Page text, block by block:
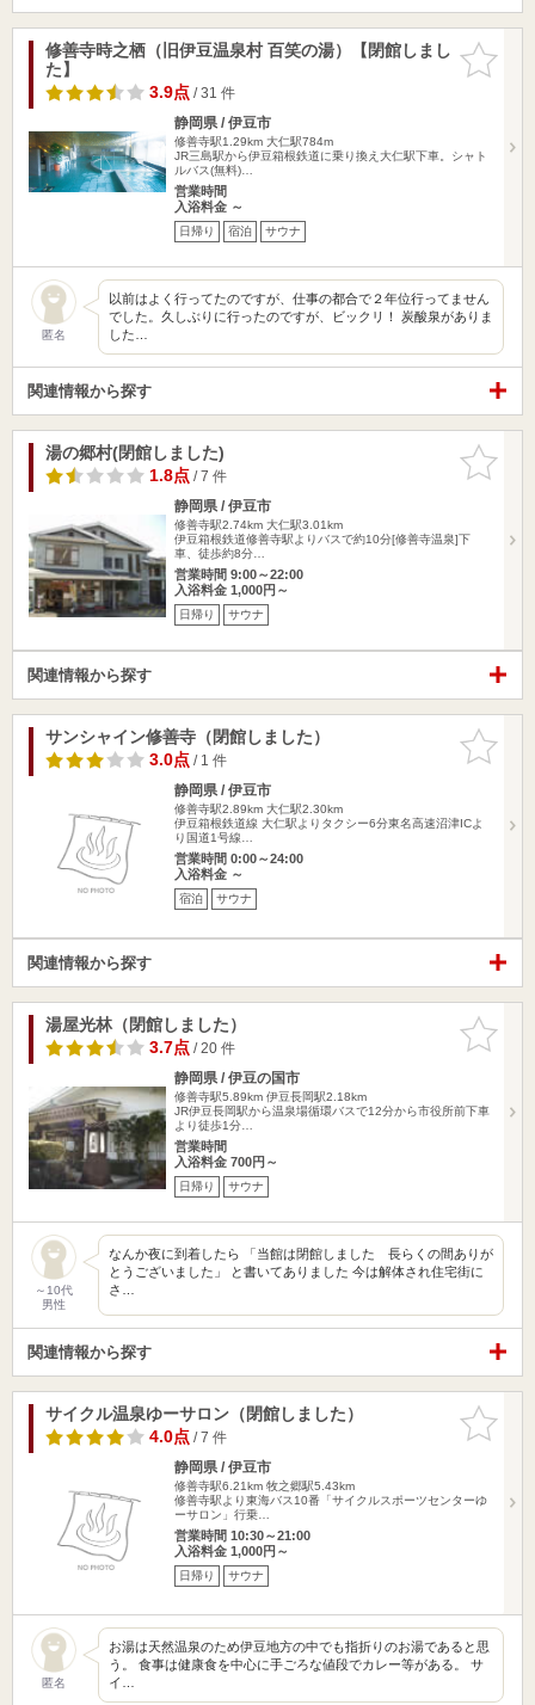
お気に入
りに追加
修善寺時之栖（旧伊豆温泉村 百笑の湯）【閉館しまし
た】
3.9点/ 31 件
静岡県 / 伊豆市
修善寺駅1.29km 大仁駅784m
JR三島駅から伊豆箱根鉄道に乗り換え大仁駅下車。シャト
ルバス(無料)…
営業時間
入浴料金 ～
日帰り 宿泊 サウナ
匿名
以前はよく行ってたのですが、仕事の都合で２年位行ってません
でした。久しぶりに行ったのですが、ビックリ！ 炭酸泉がありま
した…
関連情報から探す
お気に入
りに追加
湯の郷村(閉館しました)
1.8点/ 7 件
静岡県 / 伊豆市
修善寺駅2.74km 大仁駅3.01km
伊豆箱根鉄道修善寺駅よりバスで約10分[修善寺温泉]下
車、徒歩約8分…
営業時間 9:00～22:00
入浴料金 1,000円～
日帰り サウナ
関連情報から探す
お気に入
りに追加
サンシャイン修善寺（閉館しました）
3.0点/ 1 件
静岡県 / 伊豆市
修善寺駅2.89km 大仁駅2.30km
伊豆箱根鉄道線 大仁駅よりタクシー6分東名高速沼津ICよ
り国道1号線…
営業時間 0:00～24:00
入浴料金 ～
宿泊 サウナ
関連情報から探す
お気に入
りに追加
湯屋光林（閉館しました）
3.7点/ 20 件
静岡県 / 伊豆の国市
修善寺駅5.89km 伊豆長岡駅2.18km
JR伊豆長岡駅から温泉場循環バスで12分から市役所前下車
より徒歩1分…
営業時間
入浴料金 700円～
日帰り サウナ
～10代
男性
なんか夜に到着したら 「当館は閉館しました 長らくの間ありが
とうございました」 と書いてありました 今は解体され住宅街に
さ…
関連情報から探す
お気に入
りに追加
サイクル温泉ゆーサロン（閉館しました）
4.0点/ 7 件
静岡県 / 伊豆市
修善寺駅6.21km 牧之郷駅5.43km
修善寺駅より東海バス10番「サイクルスポーツセンターゆ
ーサロン」行乗…
営業時間 10:30～21:00
入浴料金 1,000円～
日帰り サウナ
匿名
お湯は天然温泉のため伊豆地方の中でも指折りのお湯であると思
う。 食事は健康食を中心に手ごろな値段でカレー等がある。 サ
イ…